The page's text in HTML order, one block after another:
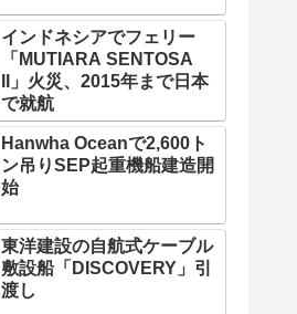
インドネシアでフェリー
「MUTIARA SENTOSA
II」火災、2015年まで日本
で就航
Hanwha Oceanで2,600ト
ン吊りSEP起重機船建造開
始
東洋建設の自航式ケーブル
敷設船「DISCOVERY」引
渡し